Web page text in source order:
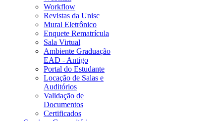
Workflow
Revistas da Unisc
Mural Eletrônico
Enquete Rematrícula
Sala Virtual
Ambiente Graduação
EAD - Antigo
Portal do Estudante
Locação de Salas e
Auditórios
Validação de
Documentos
Certificados